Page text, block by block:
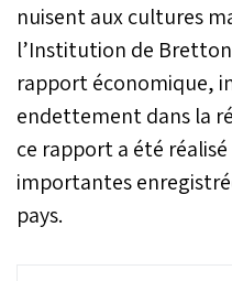
nuisent aux cultures
l’Institution de
rapport économique,
endettement dans la
ce rapport a été
importantes
pays.